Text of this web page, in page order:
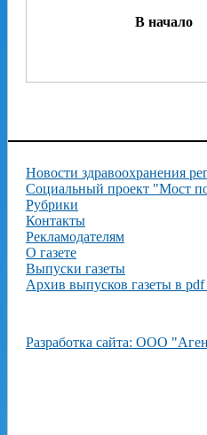
В начало
Новости здравоохранения
Социальный проект "Мост
Рубрики
Контакты
Рекламодателям
О газете
Выпуски газеты
Архив выпусков газеты в
Разработка сайта: ООО